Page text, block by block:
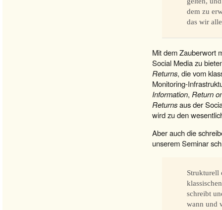
dem zu
das wir
Mit dem Zauberwort
Social Media zu
Returns, die vom
Monitoring-
Information, Return
Returnsaus der
wird zu den
Aber auch die
unserem Seminar
Strukturell
schreibt
wann und